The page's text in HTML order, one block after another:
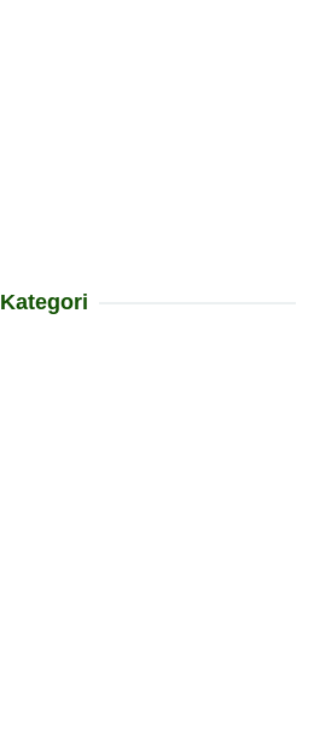
Kategori